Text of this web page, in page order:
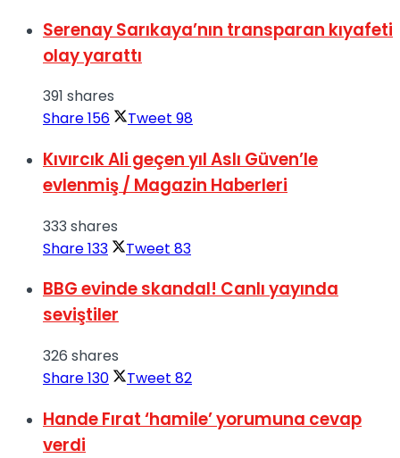
Serenay Sarıkaya’nın transparan kıyafeti
olay yarattı
391 shares
Share156 Tweet 98
Kıvırcık Ali geçen yıl Aslı Güven’le
evlenmiş / Magazin Haberleri
333 shares
Share133 Tweet 83
BBG evinde skandal! Canlı yayında
seviştiler
326 shares
Share130 Tweet 82
Hande Fırat ‘hamile’ yorumuna cevap
verdi